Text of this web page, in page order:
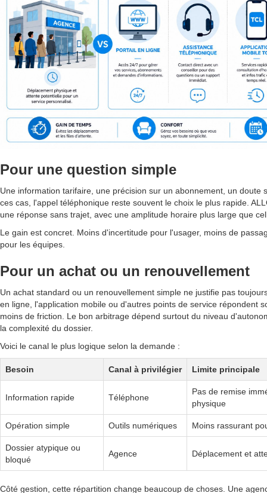
Pour une question simple
Une information tarifaire, une précision sur un abonnement, un doute
ces cas, l'appel téléphonique reste souvent le choix le plus rapide.
une réponse sans trajet, avec une amplitude horaire plus large que
Le gain est concret. Moins d'incertitude pour l'usager, moins de
pour les équipes.
Pour un achat ou un renouvellement
Un achat standard ou un renouvellement simple ne justifie pas
en ligne, l'application mobile ou d'autres points de service répondent
moins de friction. Le bon arbitrage dépend surtout du niveau
la complexité du dossier.
Voici le canal le plus logique selon la demande :
Besoin Canal à privilégier Limite principale
Information rapide Téléphone
Pas de remise
physique
Opération simple Outils numériques Moins rassurant
Dossier atypique ou
bloqué
Agence Déplacement et
Côté gestion, cette répartition change beaucoup de choses. Une